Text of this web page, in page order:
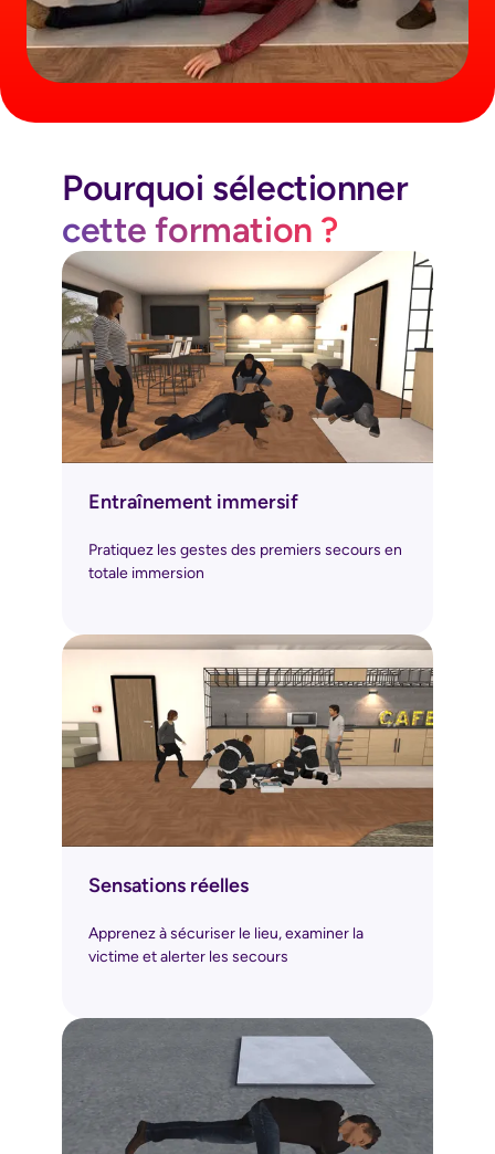
Pourquoi sélectionner
cette formation ?
Entraînement immersif
Pratiquez les gestes des premiers secours en
totale immersion
Sensations réelles
Apprenez à sécuriser le lieu, examiner la
victime et alerter les secours